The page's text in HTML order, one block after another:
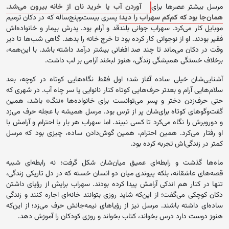
مرسل بیشتر عصرها برای
آوردن آب یا خرید نان از خانه بیرون می‌شد.
همان‌جا بود که کم‌کم سهراب را دید؛ پسری بیست‌وپنج‌ساله که در دکان ترمیم
موبایل کار می‌کرد. سهراب جوانی بلندقد و آرام بود. پدرش بیمار و خانواده‌اش
فقیر بودند. او از نوجوانی کار کرده بود تا خرج خانه را بدهد. گاهی شب‌ها تا دیر
وقت در دکان می‌ماند تا چند صد افغانی بیشتر درآمد داشته باشد. با این‌همه،
برخلاف خستگی همیشگی زندگی، هنوز لبخند آرامی بر لب داشت.
آشنایی‌شان خیلی ساده آغاز شد؛ اول فقط نگاه‌هایی کوتاه در کوچه، بعد
سلام‌هایی آرام و بعدتر حرف‌هایی کوتاه کنار نانوایی یا سر چاه آب. در شهری که
حتی حرف‌زدن دختر و پسر می‌توانست برای خانواده‌ها «ننگ» باشد، همین
گفت‌وگوهای کوتاه برای‌شان پر از ترس بود. مرسل همیشه با عجله حرف می‌زد
و دوروبرش را نگاه می‌کرد تا کسی نبیند. اما سهراب هر بار با احترام و آرامش با
او رفتار می‌کرد. همین احترام، همین گوش‌دادن ساده، چیزی بود که مرسل
کمتر در زندگی‌اش تجربه کرده بود.
ماه‌ها گذشت و رابطه‌ای عمیق میان‌شان شکل گرفت؛ نه رابطه‌ای شبیه
قصه‌های عاشقانه، بلکه پیوندی میان دو انسان خسته که در دل تاریکی زندگی،
تنها در کنار هم اندکی آرامش پیدا کرده بودند. سهراب برایش از رؤیای داشتن
دکان کوچکی می‌گفت؛ از این‌که شاید روزی بتوانند خانه‌ای اجاره کنند و زندگی
ساده‌ای داشته باشند. مرسل نیز از رؤیاهای نیمه‌جانش حرف می‌زد؛ از این‌که
هنوز دوست دارد درس بخواند، کتاب بخواند و روزی کودکان را آموزش دهد.